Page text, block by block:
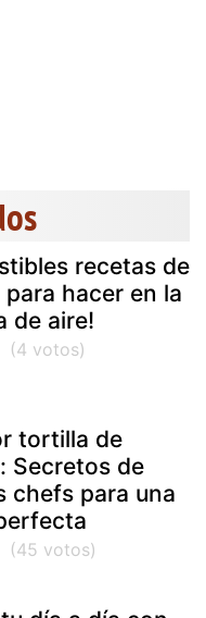
recetas de
hacer en la
de aire!
tortilla de
Secretos de
chefs para una